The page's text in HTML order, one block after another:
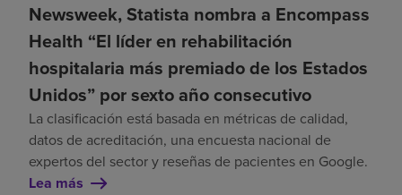
Newsweek, Statista nombra a Encompass
Health “El líder en rehabilitación
hospitalaria más premiado de los Estados
Unidos” por sexto año consecutivo
La clasificación está basada en métricas de calidad,
datos de acreditación, una encuesta nacional de
expertos del sector y reseñas de pacientes en Google.
Lea más